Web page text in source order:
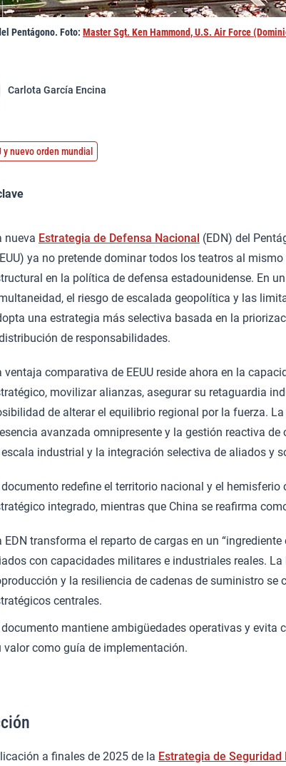
Pentágono. Foto: Master Sgt. Ken Hammond, U.S. Air Force
Carlota García Encina
y nuevo orden mundial
nueva Estrategia de Defensa Nacional (EDN) del
ya no pretende dominar todos los teatros al
en la política de defensa estadounidense. En
el riesgo de escalada geopolítica y las
una estrategia más selectiva basada en la
de responsabilidades.
ventaja comparativa de EEUU reside ahora en la
movilizar alianzas, asegurar su retaguardia
de alterar el equilibrio regional por la fuerza.
avanzada omnipresente y la gestión reactiva de
industrial y la integración selectiva de aliados y
documento redefine el territorio nacional y el
integrado, mientras que China se reafirma
EDN transforma el reparto de cargas en un
con capacidades militares e industriales reales.
y la resiliencia de cadenas de suministro se
centrales.
documento mantiene ambigüedades operativas y evita
valor como guía de implementación.
a finales de 2025 de la Estrategia de Seguridad